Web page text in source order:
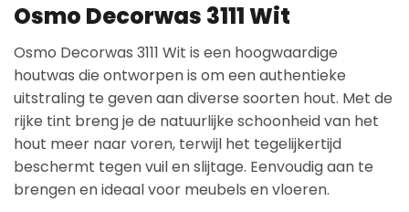
Osmo Decorwas 3111 Wit
Osmo Decorwas 3111 Wit is een hoogwaardige
houtwas die ontworpen is om een authentieke
uitstraling te geven aan diverse soorten hout. Met de
rijke tint breng je de natuurlijke schoonheid van het
hout meer naar voren, terwijl het tegelijkertijd
beschermt tegen vuil en slijtage. Eenvoudig aan te
brengen en ideaal voor meubels en vloeren.